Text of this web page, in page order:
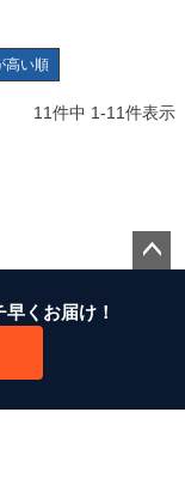
高い順
11件中 1-11件表示
くお届け！